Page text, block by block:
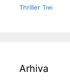
Thriller Trei
Arhiva